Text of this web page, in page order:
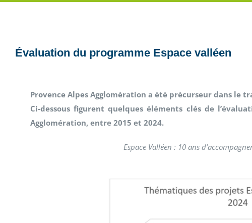
Évaluation du programme Espace valléen
Provence Alpes Agglomération a été précurseur dans le
Ci-dessous figurent quelques éléments clés de
Agglomération, entre 2015 et 2024.
Espace Valléen : 10 ans